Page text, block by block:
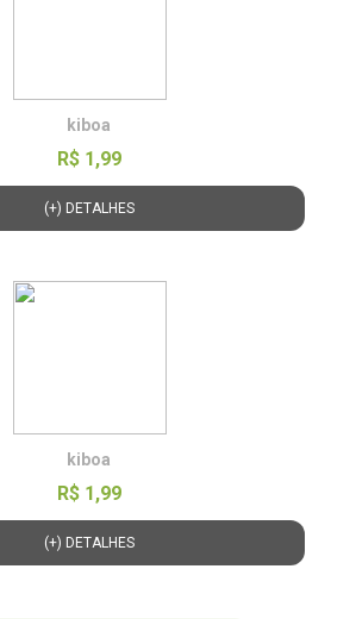
kiboa
R$ 1,99
(+) DETALHES
kiboa
R$ 1,99
(+) DETALHES